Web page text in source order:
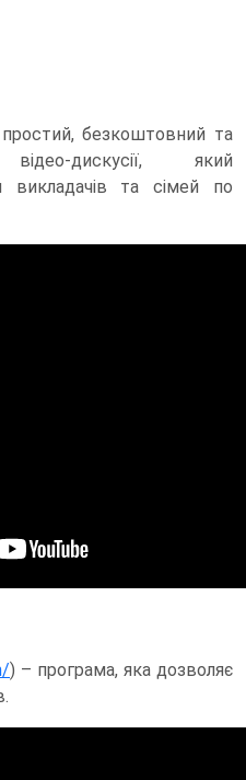
безкоштовний та
дискусії, який
викладачів та сімей по
) – програма, яка дозволяє